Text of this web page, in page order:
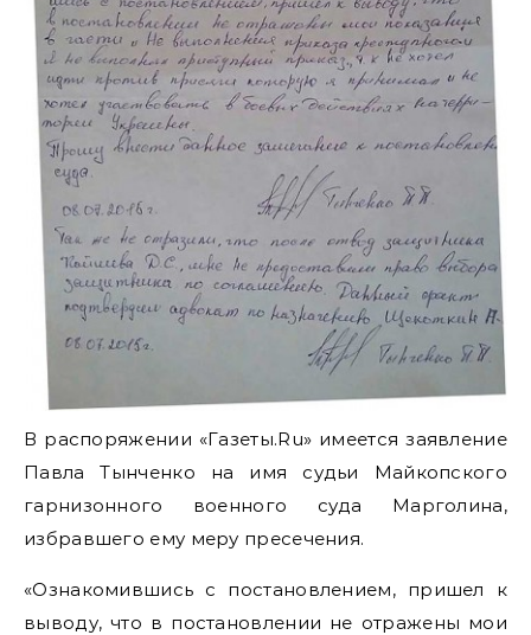
В распоряжении «Газеты.Ru» имеется заявление
Павла Тынченко на имя судьи Майкопского
гарнизонного военного суда Марголина,
избравшего ему меру пресечения.
«Ознакомившись с постановлением, пришел к
выводу, что в постановлении не отражены мои